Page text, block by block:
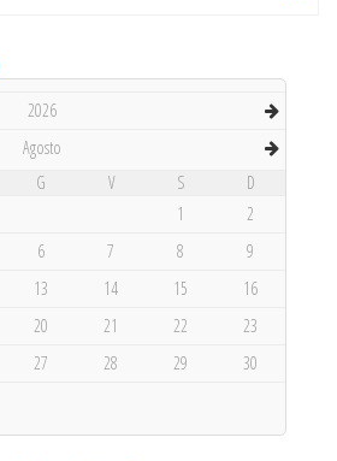
2026
Agosto
G V S
D
1
2
6 7 8
9
13 14 15
16
20 21 22
23
27 28 29
30